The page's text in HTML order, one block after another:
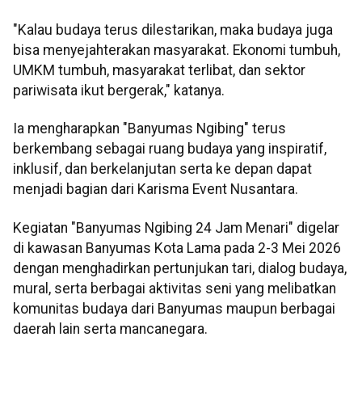
"Kalau budaya terus dilestarikan, maka budaya juga
bisa menyejahterakan masyarakat. Ekonomi tumbuh,
UMKM tumbuh, masyarakat terlibat, dan sektor
pariwisata ikut bergerak," katanya.
Ia mengharapkan "Banyumas Ngibing" terus
berkembang sebagai ruang budaya yang inspiratif,
inklusif, dan berkelanjutan serta ke depan dapat
menjadi bagian dari Karisma Event Nusantara.
Kegiatan "Banyumas Ngibing 24 Jam Menari" digelar
di kawasan Banyumas Kota Lama pada 2-3 Mei 2026
dengan menghadirkan pertunjukan tari, dialog budaya,
mural, serta berbagai aktivitas seni yang melibatkan
komunitas budaya dari Banyumas maupun berbagai
daerah lain serta mancanegara.